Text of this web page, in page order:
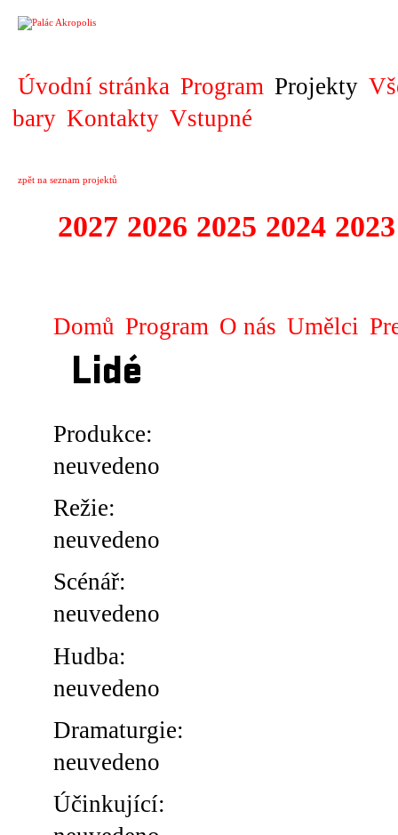
Úvodní stránka Program Projekty
bary Kontakty Vstupné
zpět na seznam projektů
2027 2026 2025 2024 2023
Domů Program O nás Umělci
Lidé
Produkce:
neuvedeno
Režie:
neuvedeno
Scénář:
neuvedeno
Hudba:
neuvedeno
Dramaturgie:
neuvedeno
Účinkující: